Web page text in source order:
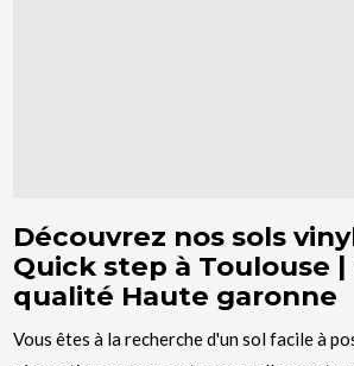
Découvrez nos sols
Quick step à Toulouse
qualité Haute garonne
Vous êtes à la recherche d'un sol facile à